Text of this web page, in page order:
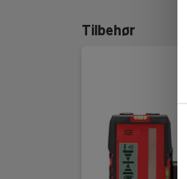
Nettovægt:
Tilbehør